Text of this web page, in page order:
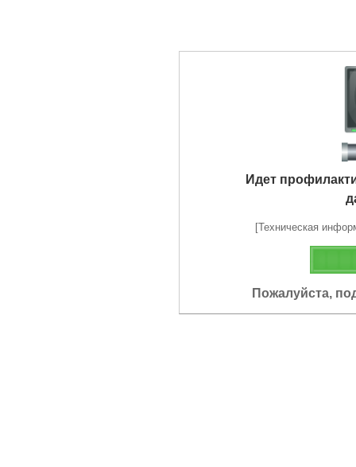
Идет
[Техническая
Пожалуйста,